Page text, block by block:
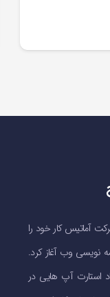
که شرکت آماتیس کار خود را
نویسی وب آغاز کرد.
استارت آپ هایی در